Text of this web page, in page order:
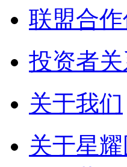
联盟合
投资者关
关于我们
关于星